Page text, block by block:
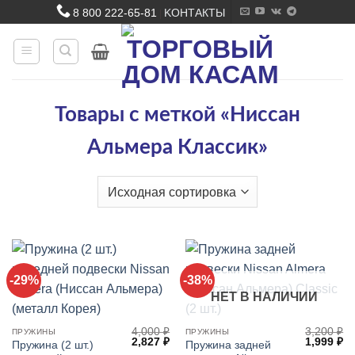
content
8 800 222-65-81 KОНТАКТЫ
Товары с меткой «Ниссан
Альмера Классик»
-29%
ПРУЖИНЫ
Пружина (2 шт.)
4,000₽
Первоначальная
цена
2,827₽Текущая
цена:
-38%
НЕТ В НАЛИЧИИ
ПРУЖИНЫ
Пружина задней
3,200₽
цена
1,999₽